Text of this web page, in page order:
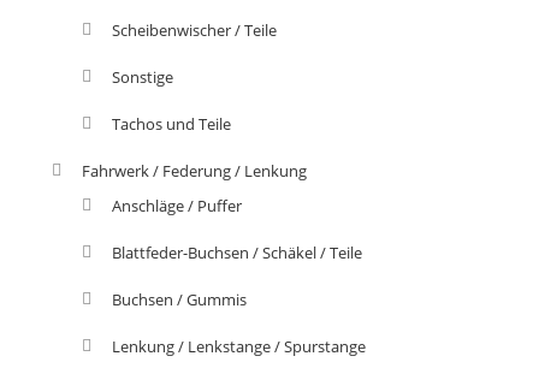
Scheibenwischer / Teile
Sonstige
Tachos und Teile
Fahrwerk / Federung / Lenkung
Anschläge / Puffer
Blattfeder-Buchsen / Schäkel / Teile
Buchsen / Gummis
Lenkung / Lenkstange / Spurstange